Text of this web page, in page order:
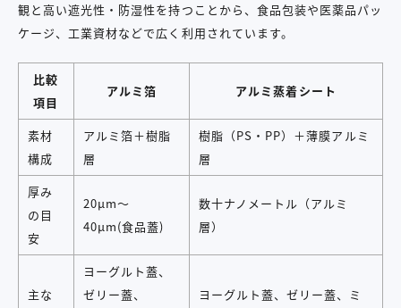
観と高い遮光性・防湿性を持つことから、食品包装や医薬品パッ
ケージ、工業資材などで広く利用されています。
比較
項目
アルミ箔 アルミ蒸着シート
素材
構成
アルミ箔＋樹脂
層
樹脂（PS・PP）＋薄膜アルミ
層
厚み
の目
安
20μm〜
40μm(食品蓋)
数十ナノメートル（アルミ
層）
主な
ヨーグルト蓋、
ゼリー蓋、
ヨーグルト蓋、ゼリー蓋、ミ